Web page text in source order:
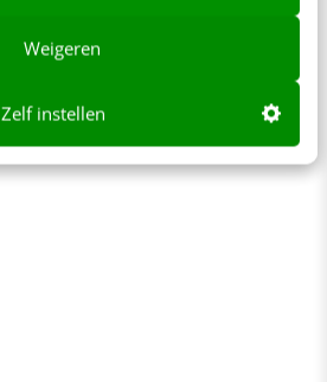
Weigeren
Zelf instellen